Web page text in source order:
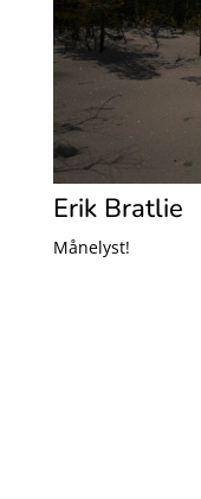
Erik Bratlie
Månelyst!